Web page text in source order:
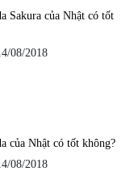
Sakura của Nhật có tốt
08/2018
của Nhật có tốt không?
08/2018